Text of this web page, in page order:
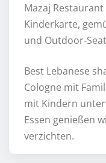
Mazaj
Kinderkarte,
und Outdoor-
Best Lebanese
Cologne mit
mit Kindern
Essen genießen
verzichten.